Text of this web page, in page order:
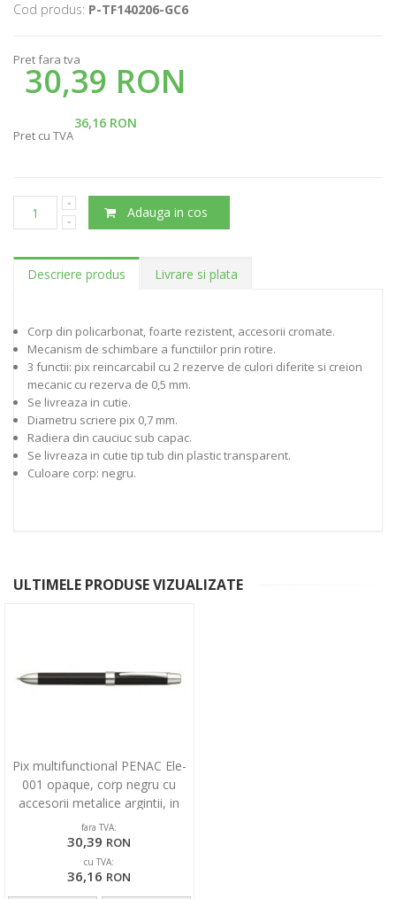
Cod produs: P-TF140206-GC6
Pret fara tva
30,39 RON
36,16 RON
Pret cu TVA
Adauga in cos
Descriere produs Livrare si plata
Corp din policarbonat, foarte rezistent, accesorii cromate.
Mecanism de schimbare a functiilor prin rotire.
3 functii: pix reincarcabil cu 2 rezerve de culori diferite si creion
mecanic cu rezerva de 0,5 mm.
Se livreaza in cutie.
Diametru scriere pix 0,7 mm.
Radiera din cauciuc sub capac.
Se livreaza in cutie tip tub din plastic transparent.
Culoare corp: negru.
ULTIMELE PRODUSE VIZUALIZATE
Pix multifunctional PENAC Ele-
001 opaque, corp negru cu
accesorii metalice argintii, in
cutie cadou
fara TVA:
30,39 RON
cu TVA:
36,16 RON